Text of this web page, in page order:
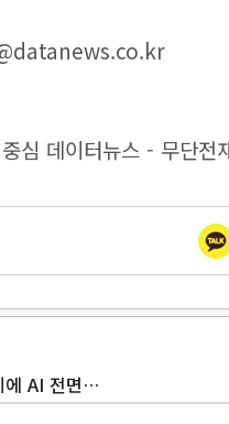
심 데이터뉴스 - 무단전
에 AI 전면…